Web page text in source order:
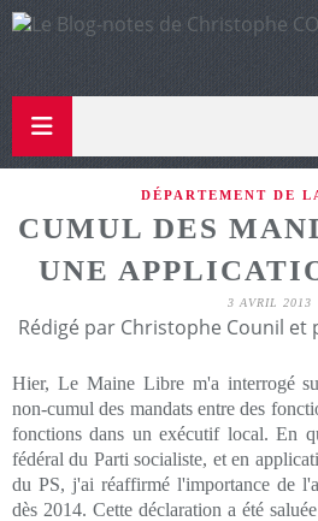
DÉPARTEMENT DE
CUMUL DES
UNE
3 AVRIL 2013
Rédigé par Christophe Counil
Hier, Le Maine Libre m'a interrogé
non-cumul des mandats entre des
fonctions dans un exécutif local. En
fédéral du Parti socialiste, et en
du PS, j'ai réaffirmé l'importance de
dès 2014. Cette déclaration a été